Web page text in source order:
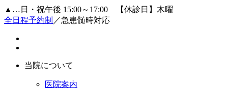
▲…日・祝午後 15:00～17:00 【休診日】木曜
全日程予約制 ／急患髄時対応
当院について
医院案内